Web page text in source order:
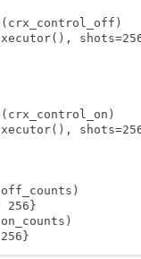
256}